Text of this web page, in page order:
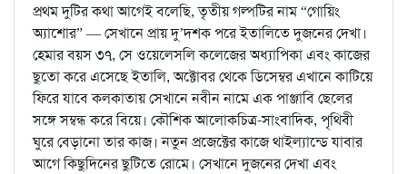
প্রথম দুটির কথা আগেই বলেছি, তৃতীয় গল্পটির নাম “গোয়িং
অ্যাশোর” — সেখানে প্রায় দু’দশক পরে ইতালিতে দুজনের দেখা।
হেমার বয়স ৩৭, সে ওয়েলেসলি কলেজের অধ্যাপিকা এবং কাজের
ছুতো করে এসেছে ইতালি, অক্টোবর থেকে ডিসেম্বর এখানে কাটিয়ে
ফিরে যাবে কলকাতায় সেখানে নবীন নামে এক পাঞ্জাবি ছেলের
সঙ্গে সম্বন্ধ করে বিয়ে। কৌশিক আলোকচিত্র-সাংবাদিক, পৃথিবী
ঘুরে বেড়ানো তার কাজ। নতুন প্রজেক্টের কাজে থাইল্যান্ডে যাবার
আগে কিছুদিনের ছুটিতে রোমে। সেখানে দুজনের দেখা এবং